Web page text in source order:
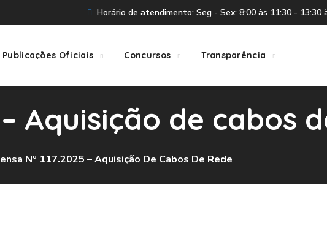
Horário de atendimento: Seg - Sex: 8:00 às 11:30 - 13:30
Publicações Oficiais Concursos Transparência
– Aquisição de cabos
Nº 117.2025 – Aquisição De Cabos De Rede